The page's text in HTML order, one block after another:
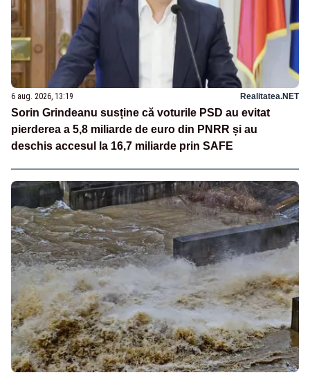
6 aug. 2026, 13:19 Realitatea.NET
Sorin Grindeanu susține că voturile PSD au evitat
pierderea a 5,8 miliarde de euro din PNRR și au
deschis accesul la 16,7 miliarde prin SAFE